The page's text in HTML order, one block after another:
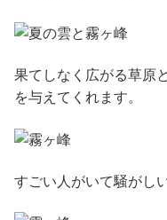
果てしなく広がる草原
を与えてくれます。
すごい人がいて騒がし